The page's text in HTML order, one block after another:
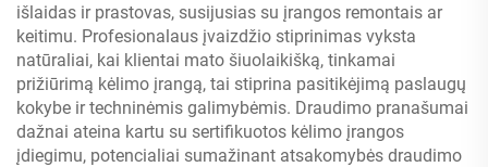
išlaidas ir prastovas, susijusias su įrangos remontais ar
keitimu. Profesionalaus įvaizdžio stiprinimas vyksta
natūraliai, kai klientai mato šiuolaikišką, tinkamai
prižiūrimą kėlimo įrangą, tai stiprina pasitikėjimą paslaugų
kokybe ir techninėmis galimybėmis. Draudimo pranašumai
dažnai ateina kartu su sertifikuotos kėlimo įrangos
įdiegimu, potencialiai sumažinant atsakomybės draudimo